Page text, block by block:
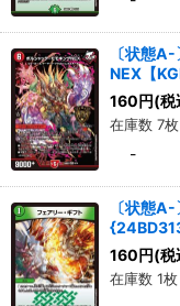
〔状態
NEX【
160円(税
在庫数 7枚
-
〔状態
160円(税
在庫数 1枚